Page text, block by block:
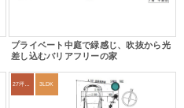
プライベート中庭で緑感じ、吹抜から光
差し込むバリアフリーの家
27坪〜30坪 3LDK